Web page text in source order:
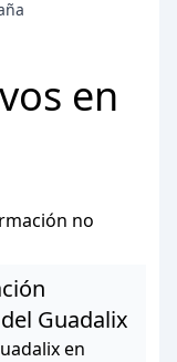
en
no
Guadalix
en